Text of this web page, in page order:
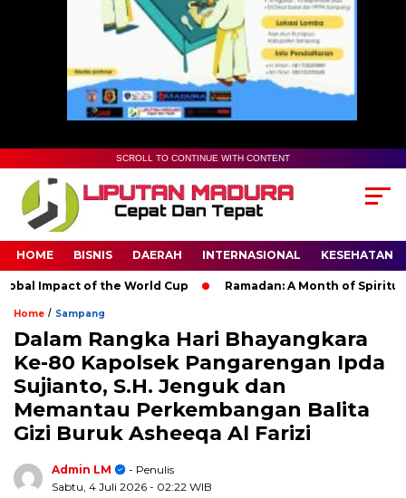
SCROLL TO CONTINUE WITH CONTENT
HOME BISNIS DAERAH INTERNASIONAL KESEHATAN
Impact of the World Cup Ramadan: A Month of Spiritual
Home / Sampang
Dalam Rangka Hari Bhayangkara
Ke-80 Kapolsek Pangarengan Ipda
Sujianto, S.H. Jenguk dan
Memantau Perkembangan Balita
Gizi Buruk Asheeqa Al Farizi
Admin LM
- Penulis
Sabtu, 4 Juli 2026 - 02:22 WIB